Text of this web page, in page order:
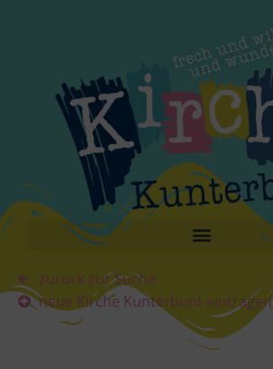
zurück zur Suche
neue Kirche Kunterbunt eintragen